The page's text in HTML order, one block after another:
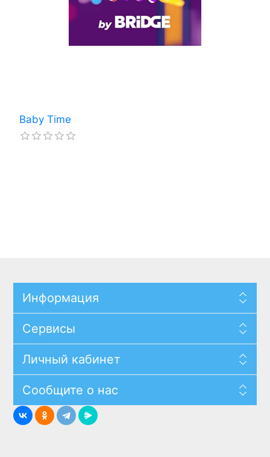
Baby Time
Информация
Сервисы
Личный кабинет
Сообщите о нас